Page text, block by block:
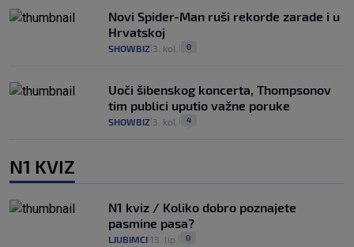
Novi Spider-Man ruši rekorde zarade i u
Hrvatskoj
SHOWBIZ 3. kol. 0
Uoči šibenskog koncerta, Thompsonov
tim publici uputio važne poruke
SHOWBIZ 3. kol. 4
N1 KVIZ
N1 kviz / Koliko dobro poznajete
pasmine pasa?
LJUBIMCI 13. lip. 0